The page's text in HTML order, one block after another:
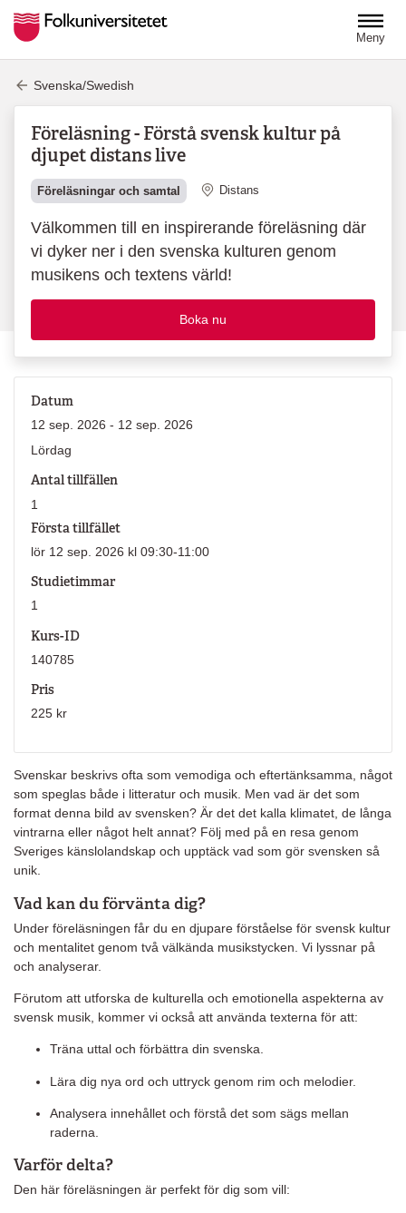
Meny
Svenska/Swedish
Föreläsning - Förstå svensk kultur på
djupet distans live
Föreläsningar och samtal Plats
Distans
Välkommen till en inspirerande föreläsning där
vi dyker ner i den svenska kulturen genom
musikens och textens värld!
Boka nu
Svenskar beskrivs ofta som vemodiga och eftertänksamma, något
som speglas både i litteratur och musik. Men vad är det som
format denna bild av svensken? Är det det kalla klimatet, de långa
vintrarna eller något helt annat? Följ med på en resa genom
Sveriges känslolandskap och upptäck vad som gör svensken så
unik.
Vad kan du förvänta dig?
Under föreläsningen får du en djupare förståelse för svensk kultur
och mentalitet genom två välkända musikstycken. Vi lyssnar på
och analyserar.
Förutom att utforska de kulturella och emotionella aspekterna av
svensk musik, kommer vi också att använda texterna för att:
Träna uttal och förbättra din svenska.
Lära dig nya ord och uttryck genom rim och melodier.
Analysera innehållet och förstå det som sägs mellan
raderna.
Varför delta?
Den här föreläsningen är perfekt för dig som vill:
Datum
12 sep. 2026 - 12 sep. 2026
Lördag
Antal tillfällen
1
Första tillfället
lör 12 sep. 2026 kl 09:30-11:00
Studietimmar
1
Kurs-ID
140785
Pris
225 kr